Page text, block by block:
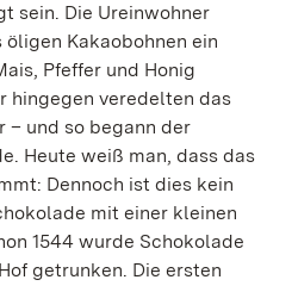
sein. Die Ureinwohner
Kakaobohnen ein
Pfeffer und Honig
hingegen veredelten das
– und so begann der
Heute weiß man, dass das
Dennoch ist dies kein
mit einer kleinen
1544 wurde Schokolade
getrunken. Die ersten